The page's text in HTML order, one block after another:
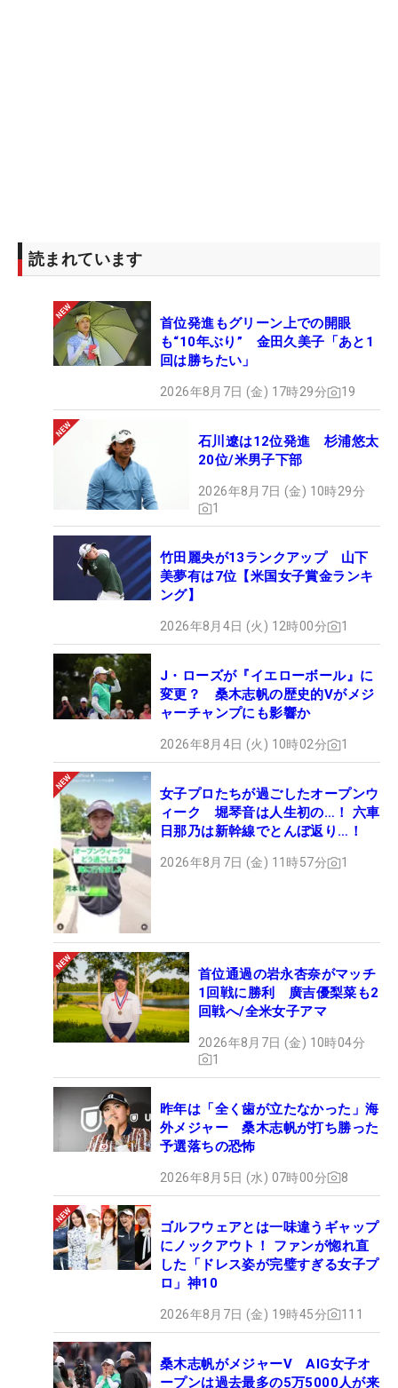
4位T：リン・ベデル（-6）
4位T：フォン・シャンシャン
7位T：パッチャラジュター・コングクラファン
（-4）
9位T：クリスティ・カー（-2）
9位T：ミッシェル・ウィ（-2）
9位T：ブリタニー・ラング（-2）
9位T：カリン・イシェール（-2）
野村敏京（+2）
宮里美香 （+2）他5名
読まれています
首位発進もグリーン上での開眼
も“10年ぶり” 金田久美子「あと1
回は勝ちたい」
2026年8月7日 (金) 17時29分 19
石川遼は12位発進 杉浦悠太
20位/米男子下部
2026年8月7日 (金) 10時29分
1
竹田麗央が13ランクアップ 山下
美夢有は7位【米国女子賞金ランキ
ング】
2026年8月4日 (火) 12時00分 1
J・ローズが『イエローボール』に
変更？ 桑木志帆の歴史的Vがメジ
ャーチャンプにも影響か
2026年8月4日 (火) 10時02分 1
女子プロたちが過ごしたオープンウ
ィーク 堀琴音は人生初の…！ 六車
日那乃は新幹線でとんぼ返り…！
2026年8月7日 (金) 11時57分 1
首位通過の岩永杏奈がマッチ
1回戦に勝利 廣吉優梨菜も2
回戦へ/全米女子アマ
2026年8月7日 (金) 10時04分
1
昨年は「全く歯が立たなかった」海
外メジャー 桑木志帆が打ち勝った
予選落ちの恐怖
2026年8月5日 (水) 07時00分 8
ゴルフウェアとは一味違うギャップ
にノックアウト！ ファンが惚れ直
した「ドレス姿が完璧すぎる女子プ
ロ」神10
2026年8月7日 (金) 19時45分 111
桑木志帆がメジャーV AIG女子オ
ープンは過去最多の5万5000人が来